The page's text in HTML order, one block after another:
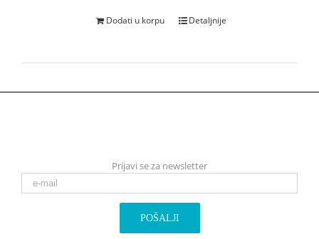
Dodati u korpu Detaljnije
Prijavi se za newsletter